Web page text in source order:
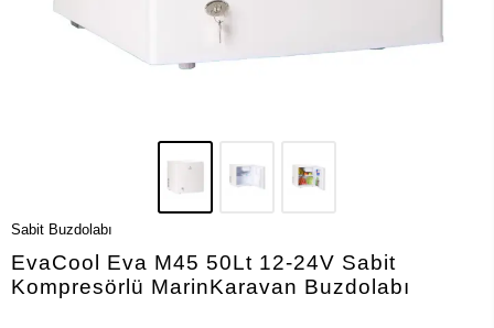
Sabit Buzdolabı
EvaCool Eva M45 50Lt 12-24V Sabit
Kompresörlü MarinKaravan Buzdolabı